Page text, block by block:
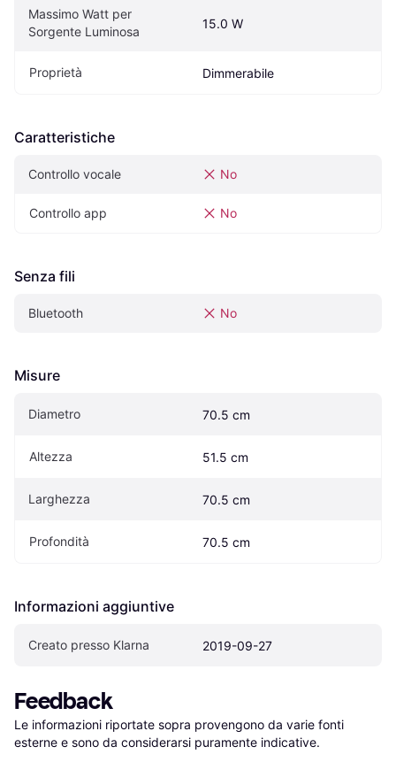
Massimo Watt per
Sorgente Luminosa
15.0 W
Proprietà Dimmerabile
Caratteristiche
Controllo vocale No
Controllo app No
Senza fili
Bluetooth No
Misure
Diametro 70.5 cm
Altezza 51.5 cm
Larghezza 70.5 cm
Profondità 70.5 cm
Informazioni aggiuntive
Creato presso Klarna 2019-09-27
Feedback
Le informazioni riportate sopra provengono da varie fonti
esterne e sono da considerarsi puramente indicative.